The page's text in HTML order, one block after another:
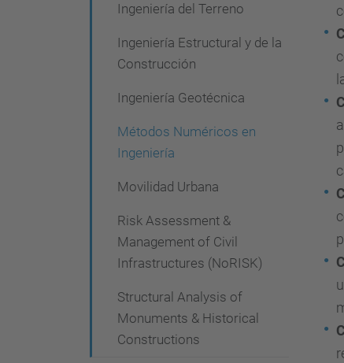
Ingeniería del Terreno
Ingeniería Estructural y de la
Construcción
Ingeniería Geotécnica
Métodos Numéricos en
Ingeniería
Movilidad Urbana
Risk Assessment &
Management of Civil
Infrastructures (NoRISK)
Structural Analysis of
Monuments & Historical
Constructions